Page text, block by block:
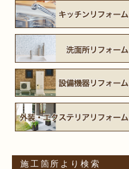
施工箇所より検索